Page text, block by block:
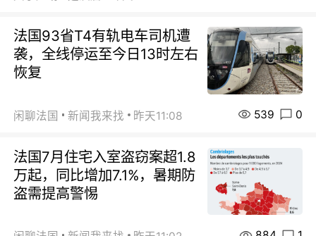
法国93省T4有轨电车司机遭
袭，全线停运至今日13时左右
恢复
闲聊法国 新闻我来找 昨天11:08 539 0
法国7月住宅入室盗窃案超1.8
万起，同比增加7.1%，暑期防
盗需提高警惕